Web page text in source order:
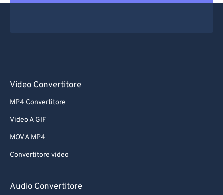
Video Convertitore
MP4 Convertitore
Video A GIF
MOV A MP4
Convertitore video
Audio Convertitore